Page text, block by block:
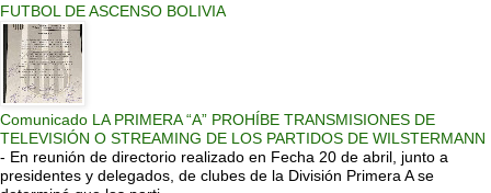
FUTBOL DE ASCENSO BOLIVIA
Comunicado LA PRIMERA “A” PROHÍBE TRANSMISIONES DE
TELEVISIÓN O STREAMING DE LOS PARTIDOS DE WILSTERMANN
- En reunión de directorio realizado en Fecha 20 de abril, junto a
presidentes y delegados, de clubes de la División Primera A se